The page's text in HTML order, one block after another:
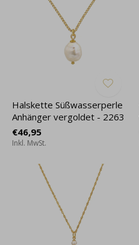
Halskette Süßwasserperle
Anhänger vergoldet - 2263
€46,95
Inkl. MwSt.